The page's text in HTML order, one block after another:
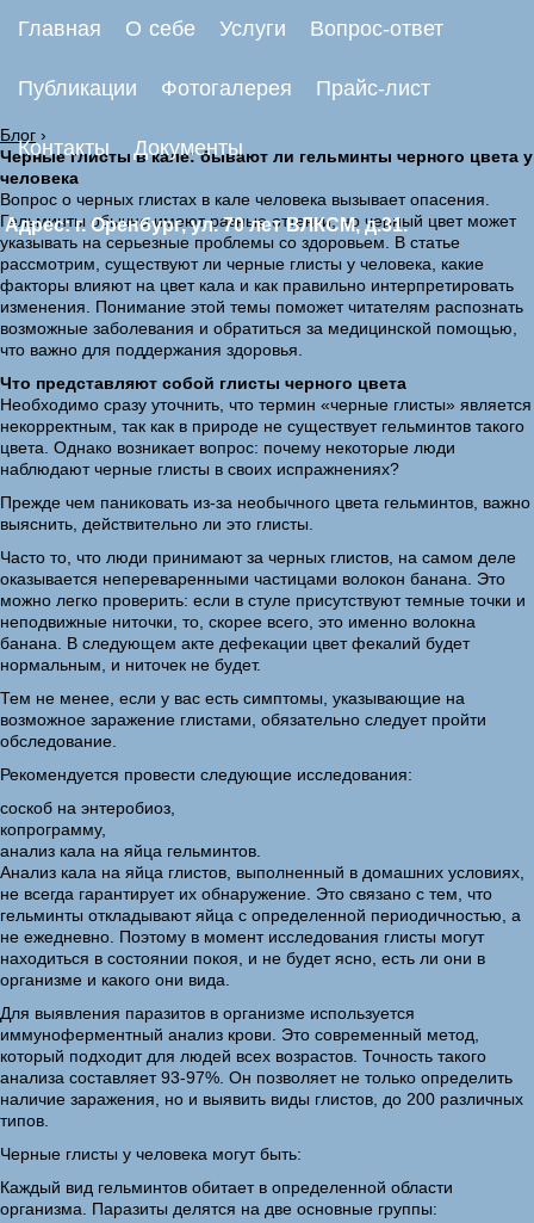
Главная О себе Услуги Вопрос-ответ
Публикации Фотогалерея Прайс-лист
Контакты Документы
Адрес: г. Оренбург, ул. 70 лет ВЛКСМ, д.31.
Блог ›
Черные глисты в кале: бывают ли гельминты черного цвета у
человека
Вопрос о черных глистах в кале человека вызывает опасения.
Гельминты обычно имеют разные оттенки, но черный цвет может
указывать на серьезные проблемы со здоровьем. В статье
рассмотрим, существуют ли черные глисты у человека, какие
факторы влияют на цвет кала и как правильно интерпретировать
изменения. Понимание этой темы поможет читателям распознать
возможные заболевания и обратиться за медицинской помощью,
что важно для поддержания здоровья.
Что представляют собой глисты черного цвета
Необходимо сразу уточнить, что термин «черные глисты» является
некорректным, так как в природе не существует гельминтов такого
цвета. Однако возникает вопрос: почему некоторые люди
наблюдают черные глисты в своих испражнениях?
Прежде чем паниковать из-за необычного цвета гельминтов, важно
выяснить, действительно ли это глисты.
Часто то, что люди принимают за черных глистов, на самом деле
оказывается непереваренными частицами волокон банана. Это
можно легко проверить: если в стуле присутствуют темные точки и
неподвижные ниточки, то, скорее всего, это именно волокна
банана. В следующем акте дефекации цвет фекалий будет
нормальным, и ниточек не будет.
Тем не менее, если у вас есть симптомы, указывающие на
возможное заражение глистами, обязательно следует пройти
обследование.
Рекомендуется провести следующие исследования:
соскоб на энтеробиоз,
копрограмму,
анализ кала на яйца гельминтов.
Анализ кала на яйца глистов, выполненный в домашних условиях,
не всегда гарантирует их обнаружение. Это связано с тем, что
гельминты откладывают яйца с определенной периодичностью, а
не ежедневно. Поэтому в момент исследования глисты могут
находиться в состоянии покоя, и не будет ясно, есть ли они в
организме и какого они вида.
Для выявления паразитов в организме используется
иммуноферментный анализ крови. Это современный метод,
который подходит для людей всех возрастов. Точность такого
анализа составляет 93-97%. Он позволяет не только определить
наличие заражения, но и выявить виды глистов, до 200 различных
типов.
Черные глисты у человека могут быть:
Каждый вид гельминтов обитает в определенной области
организма. Паразиты делятся на две основные группы: